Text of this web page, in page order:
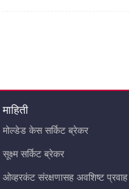
माहिती
मोल्डेड केस सर्किट ब्रेकर
सूक्ष्म सर्किट ब्रेकर
ओव्हरकंट संरक्षणासह अवशिष्ट प्रवाह